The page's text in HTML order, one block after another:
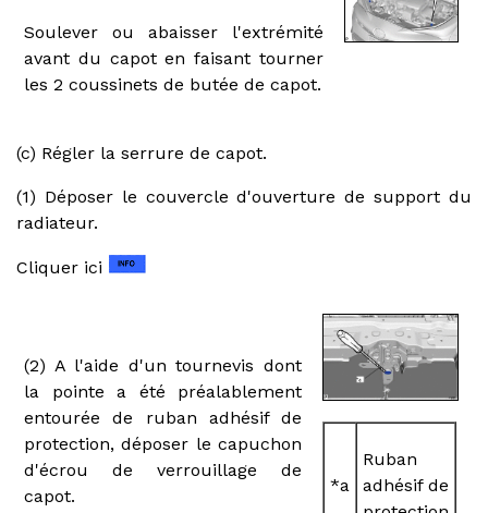
Soulever ou abaisser l'extrémité
avant du capot en faisant tourner
les 2 coussinets de butée de capot.
(c) Régler la serrure de capot.
(1) Déposer le couvercle d'ouverture de support du
radiateur.
Cliquer ici
(2) A l'aide d'un tournevis dont
la pointe a été préalablement
entourée de ruban adhésif de
protection, déposer le capuchon
d'écrou de verrouillage de
capot.
*a
Ruban
adhésif de